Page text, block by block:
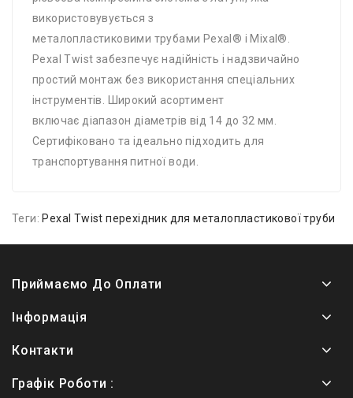
використовувується з
металопластиковими трубами Pexal® і Mixal®.
Pexal Twist забезпечує надійність і надзвичайно
простий монтаж без використання спеціальних
інструментів. Широкий асортимент
включає діапазон діаметрів від 14 до 32 мм.
Сертифіковано та ідеально підходить для
транспортування питної води.
Теги: Pexal Twist перехідник для металопластикової труби
Приймаємо До Оплати
Інформація
Контакти
Графік Роботи :